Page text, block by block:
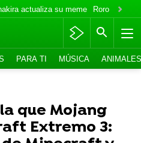
actualiza su meme Roro lo niega
PARA TI MÚSICA ANIMALES
que Mojang
Extremo 3: